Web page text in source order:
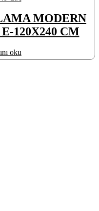
MODERN
120X240 CM
oku